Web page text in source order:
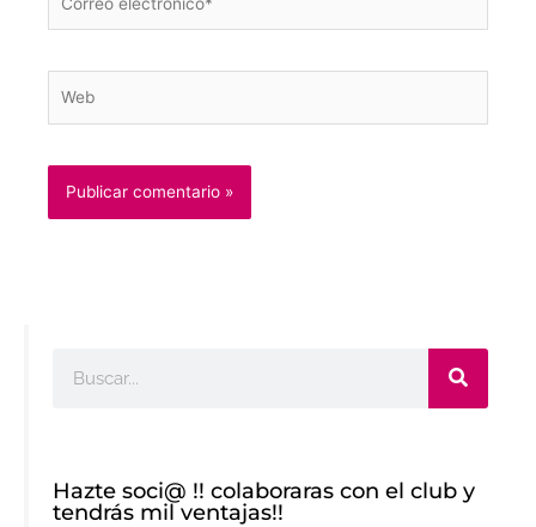
electrónico*
Hazte soci@ !! colaboraras con el club y
tendrás mil ventajas!!